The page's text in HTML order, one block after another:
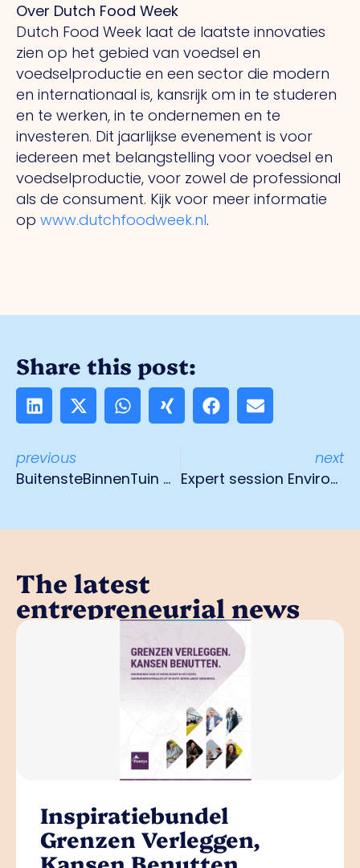
Over Dutch Food Week
Dutch Food Week laat de laatste innovaties
zien op het gebied van voedsel en
voedselproductie en een sector die modern
en internationaal is, kansrijk om in te studeren
en te werken, in te ondernemen en te
investeren. Dit jaarlijkse evenement is voor
iedereen met belangstelling voor voedsel en
voedselproductie, voor zowel de professional
als de consument. Kijk voor meer informatie
op www.dutchfoodweek.nl.
Share this post:
previous
BuitensteBinnenTuin gaat open met een regen van rozenblaadjes
next
Expert session Environment Act for entrepreneurs in Venlo municipality
The latest
entrepreneurial news
Inspiratiebundel
Grenzen Verleggen,